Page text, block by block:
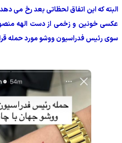
البته که این اتفاق لحظاتی بعد رخ می دهد
عکسی خونین و زخمی از دست الهه
سوی رئیس فدراسیون ووشو مورد حمله